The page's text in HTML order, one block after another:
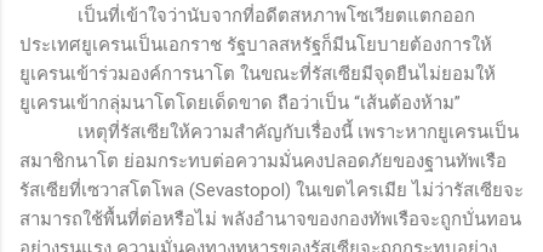
เป็นที่เข้าใจว่านับจากที่อดีตสหภาพโซเวียตแตกออก
ประเทศยูเครนเป็นเอกราช รัฐบาลสหรัฐก็มีนโยบายต้องการให้
ยูเครนเข้าร่วมองค์การนาโต ในขณะที่รัสเซียมีจุดยืนไม่ยอมให้
ยูเครนเข้ากลุ่มนาโตโดยเด็ดขาด ถือว่าเป็น “เส้นต้องห้าม”
เหตุที่รัสเซียให้ความสำคัญกับเรื่องนี้ เพราะหากยูเครนเป็น
สมาชิกนาโต ย่อมกระทบต่อความมั่นคงปลอดภัยของฐานทัพเรือ
รัสเซียที่เซวาสโตโพล (Sevastopol) ในเขตไครเมีย ไม่ว่ารัสเซียจะ
สามารถใช้พื้นที่ต่อหรือไม่ พลังอำนาจของกองทัพเรือจะถูกบั่นทอน